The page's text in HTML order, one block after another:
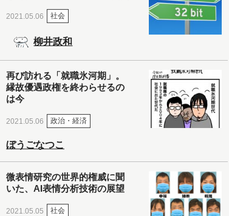
2021.05.06 社会
柳井政和
再び訪れる「就職氷河期」。
縁故優遇政権を終わらせるの
は今
2021.05.06 政治・経済
ぼうごなつこ
微表情研究の世界的権威に聞
いた、AI表情分析技術の展望
2021.05.05 社会